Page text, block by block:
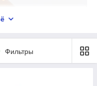
с заболеваниями
условия оплаты,
Постоянным
Фильтры